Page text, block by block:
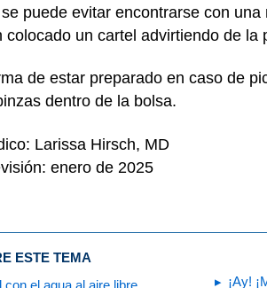
puede evitar encontrarse con
colocado un cartel advirtiendo de la
de estar preparado en caso de
dentro de la bolsa.
Larissa Hirsch, MD
enero de 2025
ESTE TEMA
con el agua al aire libre
¡Ay!